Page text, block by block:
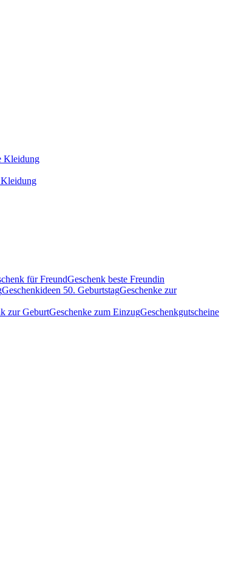
Kleidung
für FreundGeschenk beste Freundin
Geschenkideen 50. GeburtstagGeschenke zur
zur GeburtGeschenke zum EinzugGeschenkgutscheine